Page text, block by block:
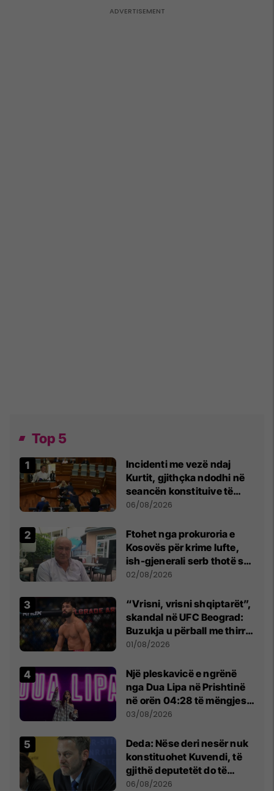
Top 5
Incidenti me vezë ndaj
Kurtit, gjithçka ndodhi në
seancën konstituive të
Kuvendit
06/08/2026
Ftohet nga prokuroria e
Kosovës për krime lufte,
ish-gjenerali serb thotë se
dikush e tradhtoi në
02/08/2026
“Vrisni, vrisni shqiptarët”,
skandal në UFC Beograd:
Buzukja u përball me thirrje
anti-shqiptare nga
01/08/2026
Një pleskavicë e ngrënë
nga Dua Lipa në Prishtinë
në orën 04:28 të mëngjesit
- dhe bota digjitale serbe
03/08/2026
Deda: Nëse deri nesër nuk
konstituohet Kuvendi, të
gjithë deputetët do të
bëjnë shkelje të rëndë
06/08/2026